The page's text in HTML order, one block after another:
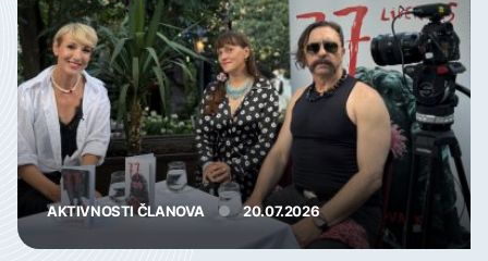
AKTIVNOSTI ČLANOVA 20.07.2026